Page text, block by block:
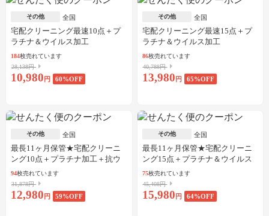
その他 全国
宅配クリーニング最速10点＋プ
ラチナ＆ウイルス加工
184枚売れています
28,138円
10,980 円 60%OFF
その他 全国
宅配クリーニング最速15点＋プ
ラチナ＆ウイルス加工
86枚売れています
40,788円
13,980 円 65%OFF
その他 全国
最長11ヶ月保管★宅配クリーニ
ング10点＋プラチナ加工＋抗ウ
イルス加工
94枚売れています
31,878円
12,980 円 59%OFF
その他 全国
最長11ヶ月保管★宅配クリーニ
ング15点＋プラチナ＆ウイルス
加工
75枚売れています
45,408円
15,980 円 64%OFF